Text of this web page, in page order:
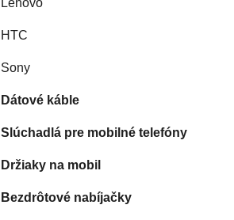
HTC
Sony
Dátové káble
Slúchadlá pre mobilné telefóny
Držiaky na mobil
Bezdrôtové nabíjačky